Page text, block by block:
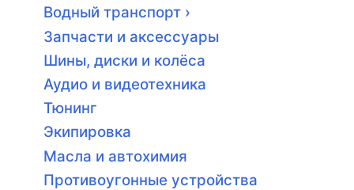
Водный транспорт ›
Запчасти и аксессуары
Шины, диски и колёса
Аудио и видеотехника
Тюнинг
Экипировка
Масла и автохимия
Противоугонные устройства